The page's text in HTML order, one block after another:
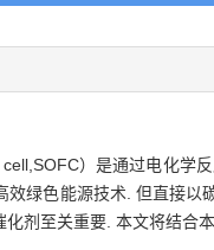
）是通过电化学
绿色能源技术. 但直接
剂至关重要. 本文将结合